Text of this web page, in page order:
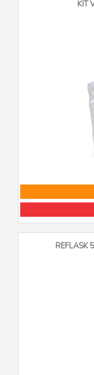
KIT
REFLASK